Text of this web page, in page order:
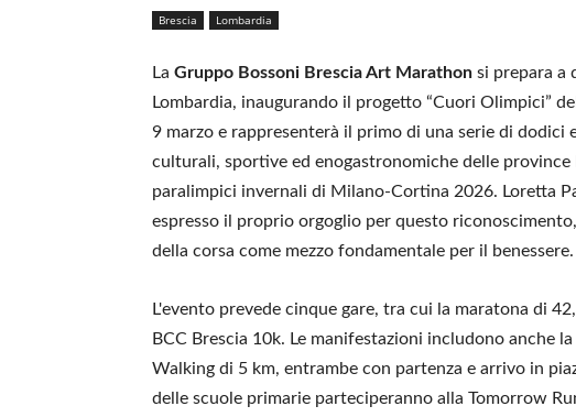
Brescia Lombardia
La Gruppo Bossoni Brescia Art Marathon si prepara a
Lombardia, inaugurando il progetto “Cuori Olimpici”
9 marzo e rappresenterà il primo di una serie di dodici
culturali, sportive ed enogastronomiche delle
paralimpici invernali di Milano-Cortina 2026. Loretta
espresso il proprio orgoglio per questo
della corsa come mezzo fondamentale per il benessere.
L'evento prevede cinque gare, tra cui la maratona di
BCC Brescia 10k. Le manifestazioni includono anche
Walking di 5 km, entrambe con partenza e arrivo in
delle scuole primarie parteciperanno alla Tomorrow